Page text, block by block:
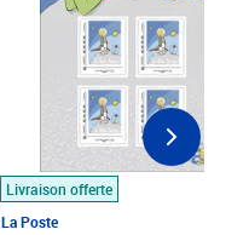
Livraison offerte
La Poste